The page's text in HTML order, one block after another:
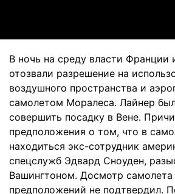
В ночь на среду власти Франции
отозвали разрешение на
воздушного пространства и
самолетом Моралеса. Лайнер
совершить посадку в Вене.
предположения о том, что в
находиться экс-сотрудник
спецслужб Эдвард Сноуден,
Вашингтоном. Досмотр самолета
предположений не подтвердил.